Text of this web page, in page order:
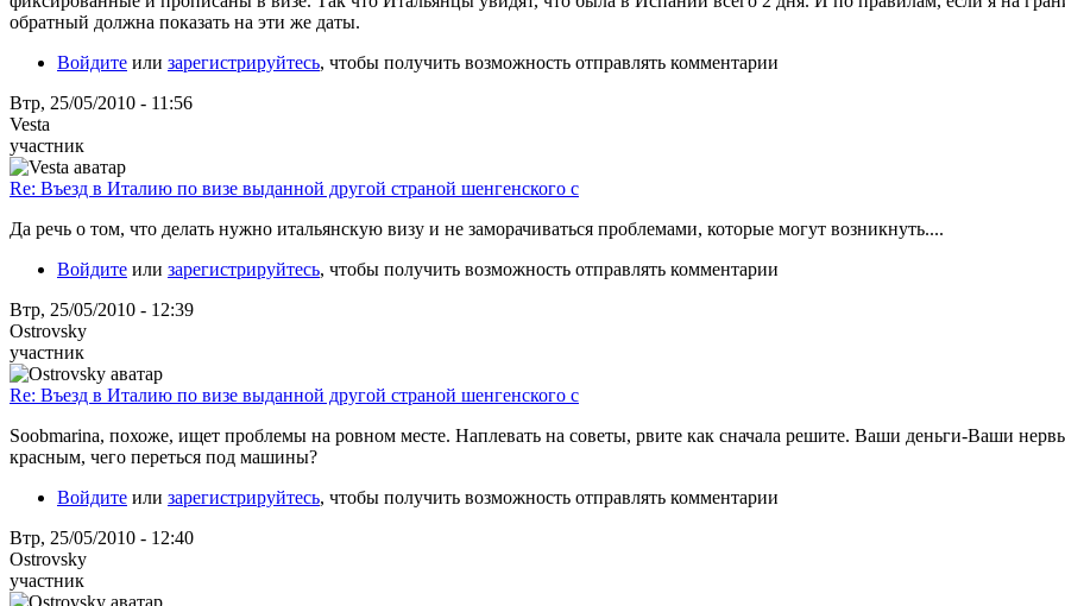
обратный должна показать на эти же даты.
Войдите или зарегистрируйтесь, чтобы получить возможность отправлять комментарии
Втр, 25/05/2010 - 11:56
Vesta
участник
Re: Въезд в Италию по визе выданной другой страной шенгенского с
Да речь о том, что делать нужно итальянскую визу и не заморачиваться проблемами, которые могут возникнуть....
Войдите или зарегистрируйтесь, чтобы получить возможность отправлять комментарии
Втр, 25/05/2010 - 12:39
Ostrovsky
участник
Re: Въезд в Италию по визе выданной другой страной шенгенского с
Soobmarina, похоже, ищет проблемы на ровном месте. Наплевать на советы, рвите как сначала решите. Ваши деньги-Ваши
красным, чего переться под машины?
Войдите или зарегистрируйтесь, чтобы получить возможность отправлять комментарии
Втр, 25/05/2010 - 12:40
Ostrovsky
участник